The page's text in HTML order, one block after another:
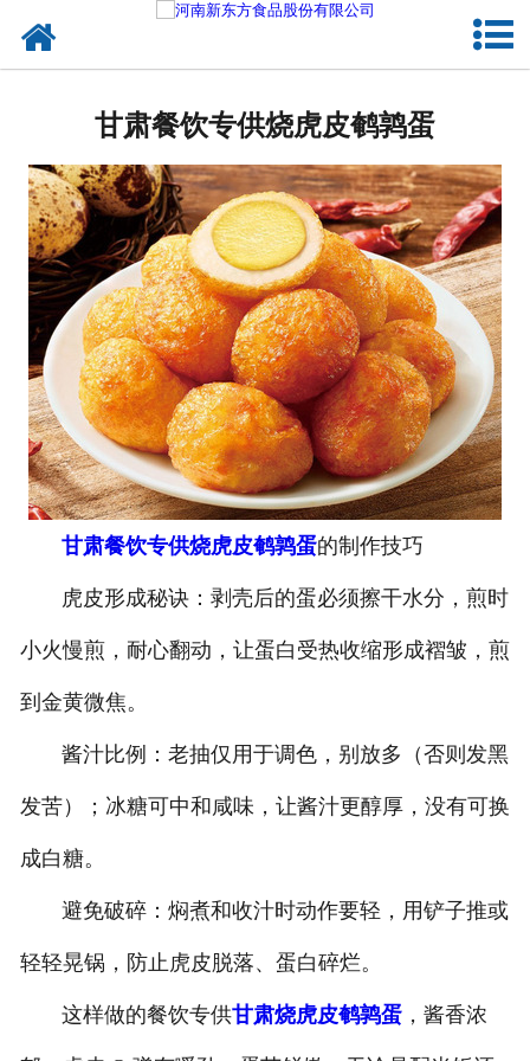
甘肃熟食品
甘肃调味品
甘肃鸡蛋壳粉
甘肃新东方食品
甘肃食品代加工
甘肃精忠报国八大锤典故版
- 甘肃茶香味卤蛋
甘肃餐饮专供烧虎皮鹌鹑蛋
甘肃餐饮专供烧虎皮鹌鹑蛋的制作技巧
虎皮形成秘诀：剥壳后的蛋必须擦干水分，煎时
小火慢煎，耐心翻动，让蛋白受热收缩形成褶皱，煎
到金黄微焦。
酱汁比例：老抽仅用于调色，别放多（否则发黑
发苦）；冰糖可中和咸味，让酱汁更醇厚，没有可换
成白糖。
避免破碎：焖煮和收汁时动作要轻，用铲子推或
轻轻晃锅，防止虎皮脱落、蛋白碎烂。
这样做的餐饮专供甘肃烧虎皮鹌鹑蛋，酱香浓